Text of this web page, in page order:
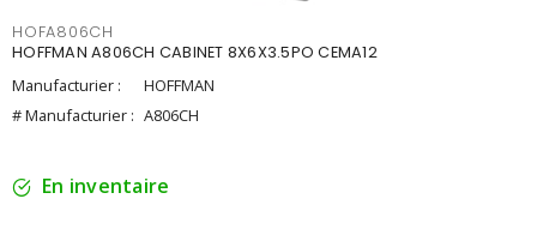
HOFA806CH
HOFFMAN A806CH CABINET 8X6X3.5PO CEMA12
Manufacturier :
HOFFMAN
# Manufacturier : A806CH
En inventaire